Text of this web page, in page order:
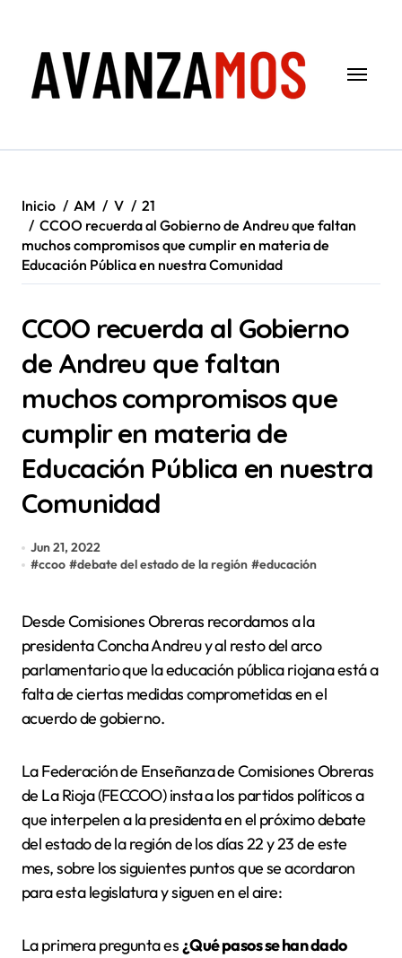
contenido
Inicio AM V
21
CCOO recuerda al Gobierno de Andreu que faltan
muchos compromisos que cumplir en materia de
Educación Pública en nuestra Comunidad
CCOO recuerda al Gobierno
de Andreu que faltan
muchos compromisos que
cumplir en materia de
Educación Pública en nuestra
Comunidad
Jun 21, 2022
#ccoo #debate del estado de la región #educación
Desde Comisiones Obreras recordamos a la
presidenta Concha Andreu y al resto del arco
parlamentario que la educación pública riojana está a
falta de ciertas medidas comprometidas en el
acuerdo de gobierno.
La Federación de Enseñanza de Comisiones Obreras
de La Rioja (FECCOO) insta a los partidos políticos a
que interpelen a la presidenta en el próximo debate
del estado de la región de los días 22 y 23 de este
mes, sobre los siguientes puntos que se acordaron
para esta legislatura y siguen en el aire:
La primera pregunta es¿Qué pasos se han dado